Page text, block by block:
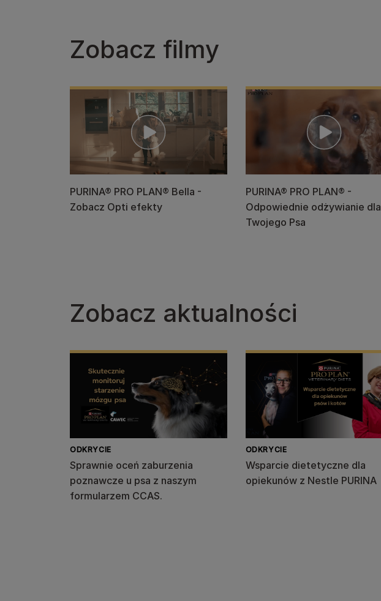
Zobacz filmy
PURINA® PRO PLAN® Bella -
Zobacz Opti efekty
PURINA® PRO PLAN® -
Odpowiednie odżywianie dla
Twojego Psa
Zobacz aktualności
ODKRYCIE
Sprawnie oceń zaburzenia
poznawcze u psa z naszym
formularzem CCAS.
ODKRYCIE
Wsparcie dietetyczne dla
opiekunów z Nestle PURINA